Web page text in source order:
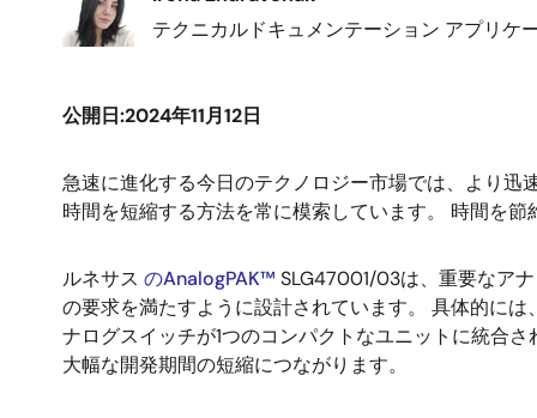
像
テクニカルドキュメンテーション アプリケ
公開日:2024年11月12日
急速に進化する今日のテクノロジー市場では、より
時間を短縮する方法を常に模索しています。 時間を
ルネサス のAnalogPAK™ SLG47001/03は、重要なア
の要求を満たすように設計されています。 具体的に
ナログスイッチが1つのコンパクトなユニットに統合
大幅な開発期間の短縮につながります。